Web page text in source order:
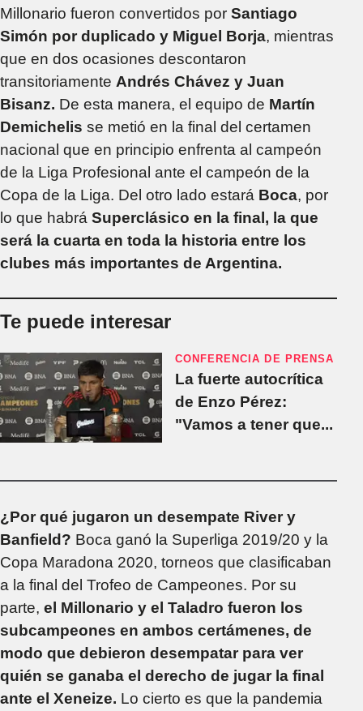
Millonario fueron convertidos por Santiago
Simón por duplicado y Miguel Borja, mientras
que en dos ocasiones descontaron
transitoriamente Andrés Chávez y Juan
Bisanz. De esta manera, el equipo de Martín
Demichelis se metió en la final del certamen
nacional que en principio enfrenta al campeón
de la Liga Profesional ante el campeón de la
Copa de la Liga. Del otro lado estará Boca, por
lo que habrá Superclásico en la final, la que
será la cuarta en toda la historia entre los
clubes más importantes de Argentina.
Te puede interesar
CONFERENCIA DE PRENSA
La fuerte autocrítica
de Enzo Pérez:
"Vamos a tener que...
¿Por qué jugaron un desempate River y
Banfield? Boca ganó la Superliga 2019/20 y la
Copa Maradona 2020, torneos que clasificaban
a la final del Trofeo de Campeones. Por su
parte, el Millonario y el Taladro fueron los
subcampeones en ambos certámenes, de
modo que debieron desempatar para ver
quién se ganaba el derecho de jugar la final
ante el Xeneize. Lo cierto es que la pandemia